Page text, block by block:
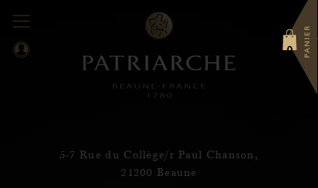
PANIER
0
5-7 Rue du Collège/r Paul Chanson,
21200 Beaune